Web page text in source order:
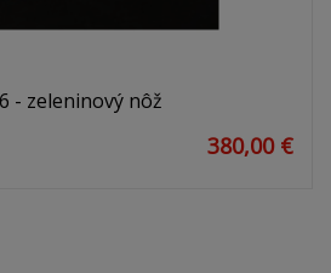
- zeleninový nôž
380,00 €